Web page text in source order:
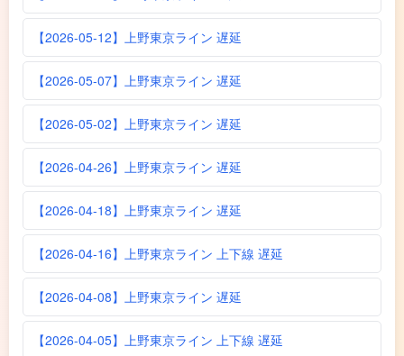
【2026-05-12】上野東京ライン 遅延
【2026-05-07】上野東京ライン 遅延
【2026-05-02】上野東京ライン 遅延
【2026-04-26】上野東京ライン 遅延
【2026-04-18】上野東京ライン 遅延
【2026-04-16】上野東京ライン 上下線 遅延
【2026-04-08】上野東京ライン 遅延
【2026-04-05】上野東京ライン 上下線 遅延